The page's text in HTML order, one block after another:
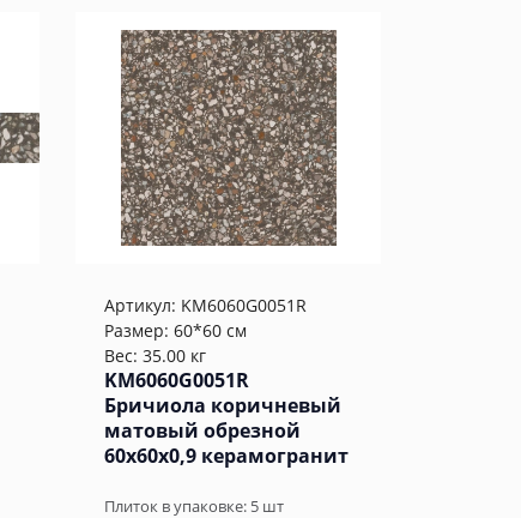
Артикул: KM6060G0051R
Размер: 60*60 см
Вес: 35.00 кг
KM6060G0051R
Бричиола коричневый
матовый обрезной
60x60x0,9 керамогранит
Плиток в упаковке: 5 шт